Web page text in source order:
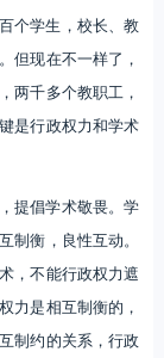
个学生，校长、教
但现在不一样了，
两千多个教职工，
是行政权力和学术
提倡学术敬畏。学
制衡，良性互动。
，不能行政权力遮
力是相互制衡的，
制约的关系，行政